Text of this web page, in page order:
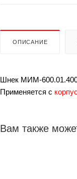
ОПИСАНИЕ
Шнек МИМ-
Применяется с
Вам также